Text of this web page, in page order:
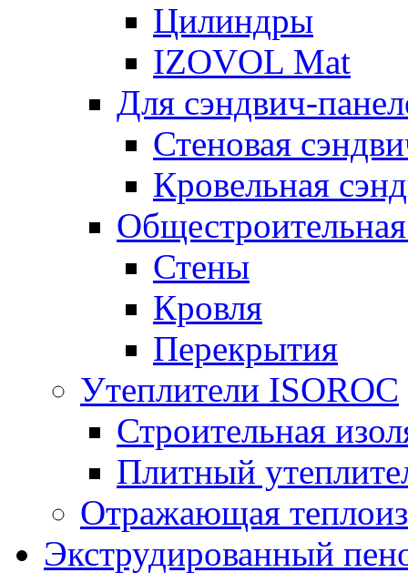
Цилиндры
IZOVOL Mat
Для сэндвич-
Стеновая
Кровельная
Стены
Кровля
Перекрытия
Утеплители ISOROC
Строительная
Плитный
Отражающая
Экструдированный